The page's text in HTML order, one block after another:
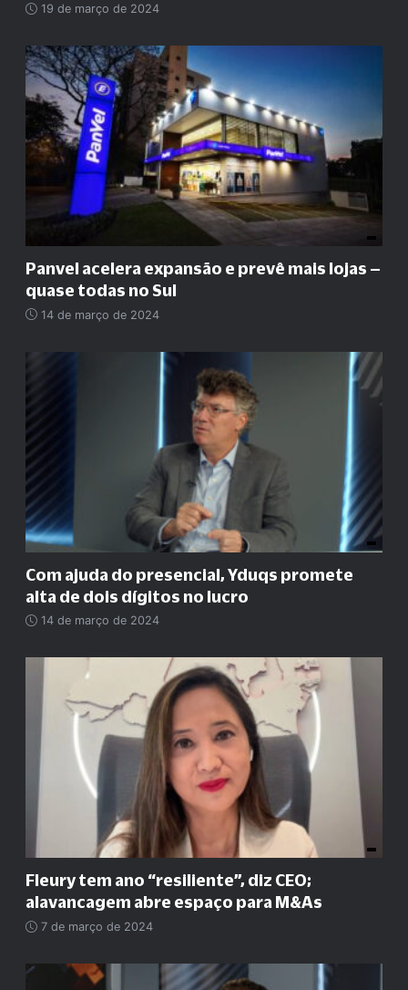
19 de março de 2024
Panvel acelera expansão e prevê mais lojas –
quase todas no Sul
14 de março de 2024
Com ajuda do presencial, Yduqs promete
alta de dois dígitos no lucro
14 de março de 2024
Fleury tem ano “resiliente”, diz CEO;
alavancagem abre espaço para M&As
7 de março de 2024